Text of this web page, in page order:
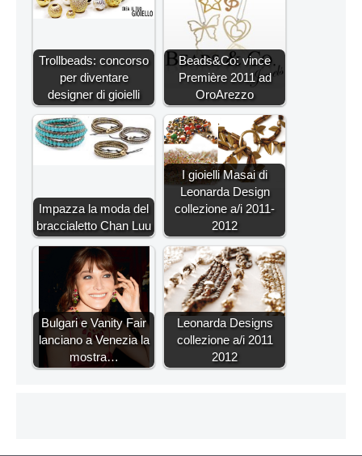
Trollbeads: concorso
per diventare
designer di gioielli
Beads&Co: vince
Première 2011 ad
OroArezzo
Impazza la moda del
braccialetto Chan Luu
I gioielli Masai di
Leonarda Design
collezione a/i 2011-
2012
Bulgari e Vanity Fair
lanciano a Venezia la
mostra…
Leonarda Designs
collezione a/i 2011
2012